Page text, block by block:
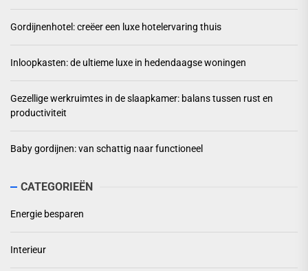
Gordijnenhotel: creëer een luxe hotelervaring thuis
Inloopkasten: de ultieme luxe in hedendaagse woningen
Gezellige werkruimtes in de slaapkamer: balans tussen rust en
productiviteit
Baby gordijnen: van schattig naar functioneel
CATEGORIEËN
Energie besparen
Interieur